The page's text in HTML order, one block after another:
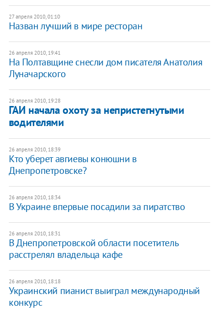
27 апреля 2010, 01:10
Назван лучший в мире ресторан
26 апреля 2010, 19:41
На Полтавщине снесли дом писателя Анатолия
Луначарского
26 апреля 2010, 19:28
ГАИ начала охоту за непристегнутыми
водителями
26 апреля 2010, 18:39
Кто уберет авгиевы конюшни в
Днепропетровске?
26 апреля 2010, 18:34
В Украине впервые посадили за пиратство
26 апреля 2010, 18:31
В Днепропетровской области посетитель
расстрелял владельца кафе
26 апреля 2010, 18:18
Украинский пианист выиграл международный
конкурс